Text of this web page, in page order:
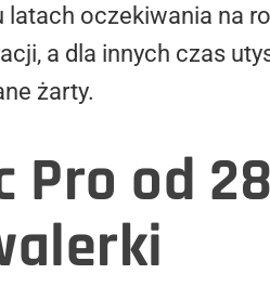
latach oczekiwania na
a dla innych czas
żarty.
Pro od